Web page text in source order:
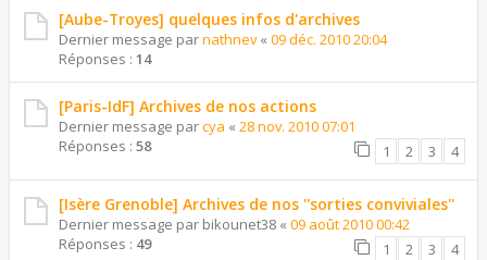
[Aube-Troyes] quelques infos d'archives
Dernier message parnathnev« 09 déc. 2010 20:04
Réponses : 14
[Paris-IdF] Archives de nos actions
Dernier message parcya « 28 nov. 2010 07:01
Réponses : 58 1 2 3 4
[Isère Grenoble] Archives de nos ''sorties conviviales''
Dernier message par bikounet38 « 09 août 2010 00:42
Réponses : 49 1 2 3 4